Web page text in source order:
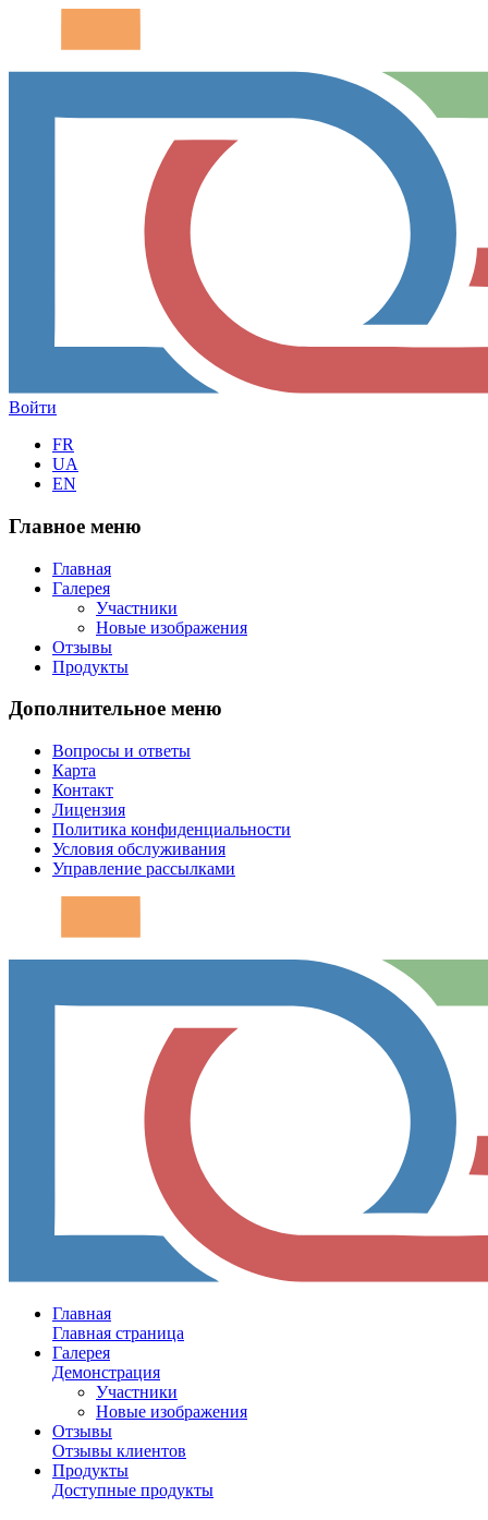
Войти
FR
UA
EN
Главное меню
Главная
Галерея
Участники
Новые изображения
Отзывы
Продукты
Дополнительное меню
Вопросы и ответы
Карта
Контакт
Лицензия
Политика конфиденциальности
Условия обслуживания
Управление рассылками
Главная
Главная страница
Галерея
Демонстрация
Участники
Новые изображения
Отзывы
Отзывы клиентов
Продукты
Доступные продукты